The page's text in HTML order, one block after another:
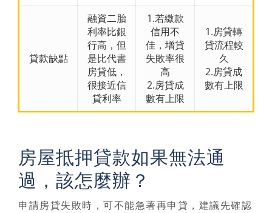
貸款缺點
融資二胎
利率比銀
行高，但
是比代書
房貸低，
很接近信
貸利率
1.若繳款
信用不
佳，增貸
失敗率很
高
2.房貸成
數有上限
1.房貸轉
貸流程較
久
2.房貸成
數有上限
房屋抵押貸款如果無法通
過，該怎麼辦？
申請房貸失敗時，可不能急著再申貸，建議先確認